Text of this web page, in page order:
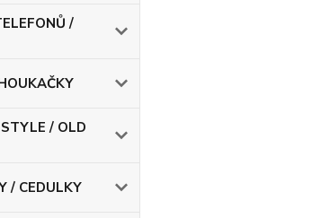
/
/ OLD
/ CEDULKY